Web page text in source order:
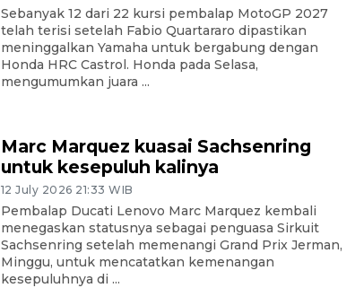
Sebanyak 12 dari 22 kursi pembalap MotoGP 2027
telah terisi setelah Fabio Quartararo dipastikan
meninggalkan Yamaha untuk bergabung dengan
Honda HRC Castrol. Honda pada Selasa,
mengumumkan juara ...
Marc Marquez kuasai Sachsenring
untuk kesepuluh kalinya
12 July 2026 21:33 WIB
Pembalap Ducati Lenovo Marc Marquez kembali
menegaskan statusnya sebagai penguasa Sirkuit
Sachsenring setelah memenangi Grand Prix Jerman,
Minggu, untuk mencatatkan kemenangan
kesepuluhnya di ...